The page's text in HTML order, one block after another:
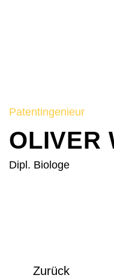
Patentingenieur
OLIVER
Dipl. Biologe
Zurück